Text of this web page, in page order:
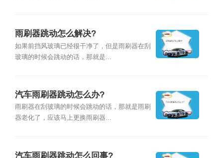
雨刷器跳动怎么解决?
如果前挡风玻璃已经很干净了，但是雨刷器在刮
玻璃的时候会跳动的话，那就是...
汽车雨刷器跳动怎么办?
雨刷器在刮玻璃的时候会跳动的话，那就是雨刷
器老化了，应该马上更换雨刷器...
汽车雨刷器跳动怎么回事?